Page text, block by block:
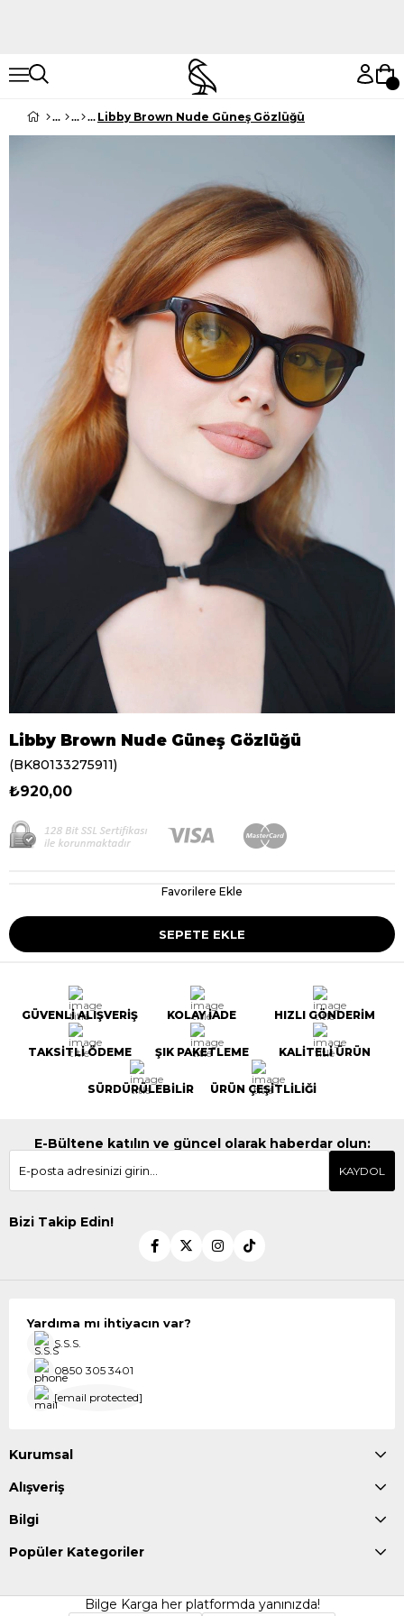
Libby Brown Nude Güneş Gözlüğü
Libby Brown Nude Güneş Gözlüğü
(BK80133275911)
₺920,00
Favorilere Ekle
GÜVENLİ ALIŞVERİŞ KOLAY İADE HIZLI GÖNDERİM
TAKSİTLİ ÖDEME ŞIK PAKETLEME KALİTELİ ÜRÜN
SÜRDÜRÜLEBİLİR ÜRÜN ÇEŞİTLİLİĞİ
E-Bültene katılın ve güncel olarak haberdar olun:
KAYDOL
Bizi Takip Edin!
Yardıma mı ihtiyacın var?
S.S.S.
0850 305 3401
[email protected]
Kurumsal
Alışveriş
Bilgi
Popüler Kategoriler
Bilge Karga her platformda yanınızda!